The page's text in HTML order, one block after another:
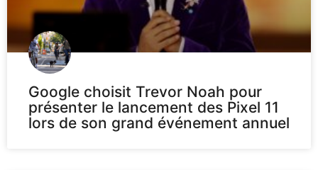
Google choisit Trevor Noah pour
présenter le lancement des Pixel 11
lors de son grand événement annuel